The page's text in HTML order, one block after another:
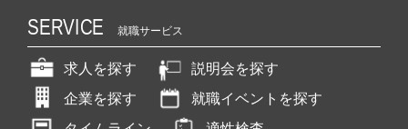
SERVICE 就職サービス
求人を探す
説明会を探す
企業を探す
就職イベントを探す